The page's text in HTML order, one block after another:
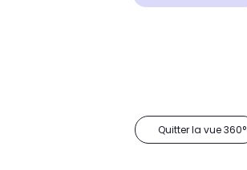
Quitter la vue 360°